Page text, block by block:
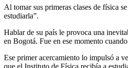
Al tomar sus primeras clases de física
estudiarla”.
Hablar de su país le provoca una
en Bogotá. Fue en ese momento
Ese primer acercamiento lo impulsó a